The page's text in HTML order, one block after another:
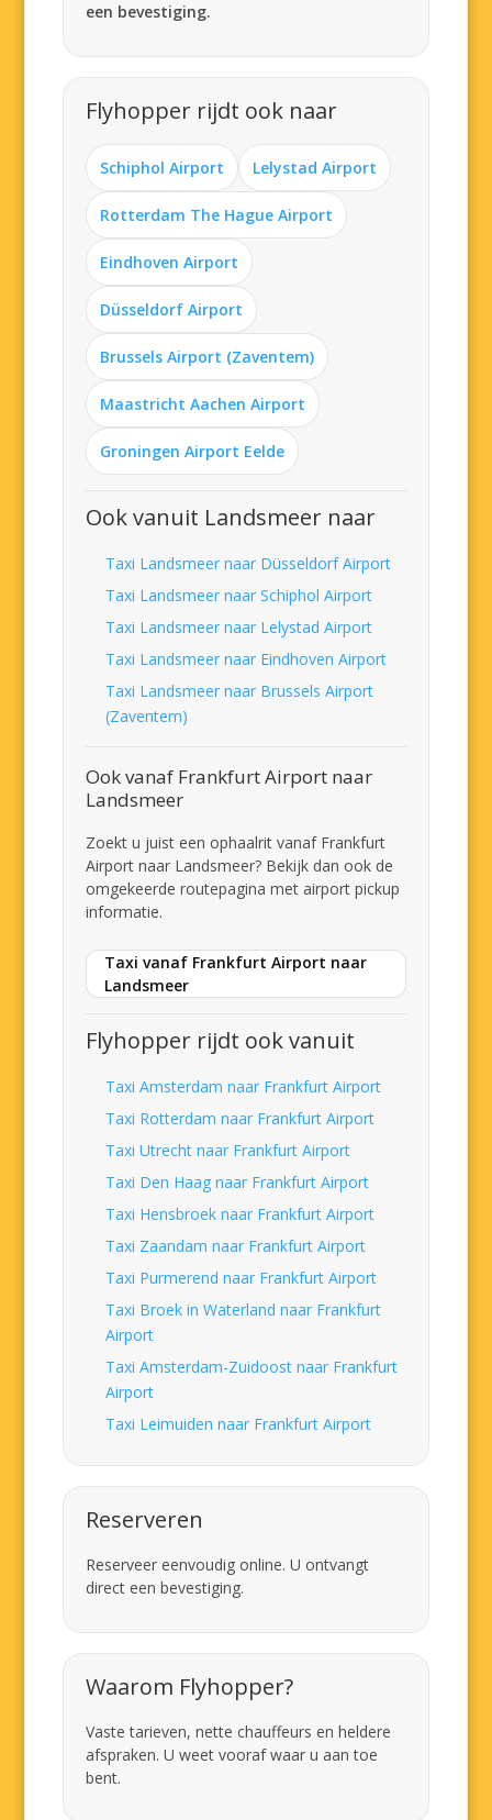
een bevestiging.
Flyhopper rijdt ook naar
Schiphol Airport Lelystad Airport
Rotterdam The Hague Airport
Eindhoven Airport
Düsseldorf Airport
Brussels Airport (Zaventem)
Maastricht Aachen Airport
Groningen Airport Eelde
Ook vanuit Landsmeer naar
Taxi Landsmeer naar Düsseldorf Airport
Taxi Landsmeer naar Schiphol Airport
Taxi Landsmeer naar Lelystad Airport
Taxi Landsmeer naar Eindhoven Airport
Taxi Landsmeer naar Brussels Airport
(Zaventem)
Ook vanaf Frankfurt Airport naar
Landsmeer
Zoekt u juist een ophaalrit vanaf Frankfurt
Airport naar Landsmeer? Bekijk dan ook de
omgekeerde routepagina met airport pickup
informatie.
Taxi vanaf Frankfurt Airport naar
Landsmeer
Flyhopper rijdt ook vanuit
Taxi Amsterdam naar Frankfurt Airport
Taxi Rotterdam naar Frankfurt Airport
Taxi Utrecht naar Frankfurt Airport
Taxi Den Haag naar Frankfurt Airport
Taxi Hensbroek naar Frankfurt Airport
Taxi Zaandam naar Frankfurt Airport
Taxi Purmerend naar Frankfurt Airport
Taxi Broek in Waterland naar Frankfurt
Airport
Taxi Amsterdam-Zuidoost naar Frankfurt
Airport
Taxi Leimuiden naar Frankfurt Airport
Reserveren
Reserveer eenvoudig online. U ontvangt
direct een bevestiging.
Waarom Flyhopper?
Vaste tarieven, nette chauffeurs en heldere
afspraken. U weet vooraf waar u aan toe
bent.